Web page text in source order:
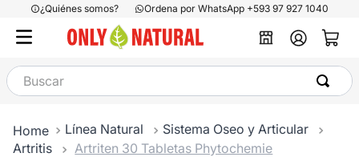
¿Quiénes somos? Ordena por WhatsApp +593 97 927 1040
Buscar
Línea Natural
Sistema Oseo y Articular
Artritis
Artriten 30 Tabletas Phytochemie